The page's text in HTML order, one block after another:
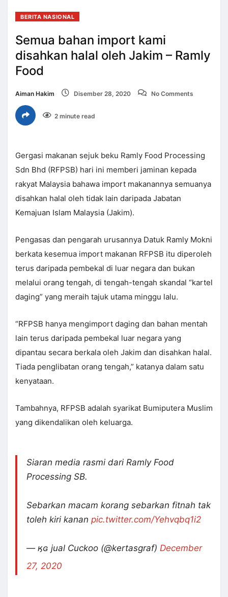
BERITA NASIONAL
Semua bahan import kami
disahkan halal oleh Jakim – Ramly
Food
Aiman Hakim Disember 28, 2020 No Comments
2 minute read
Gergasi makanan sejuk beku Ramly Food Processing
Sdn Bhd (RFPSB) hari ini memberi jaminan kepada
rakyat Malaysia bahawa import makanannya semuanya
disahkan halal oleh tidak lain daripada Jabatan
Kemajuan Islam Malaysia (Jakim).
Pengasas dan pengarah urusannya Datuk Ramly Mokni
berkata kesemua import makanan RFPSB itu diperoleh
terus daripada pembekal di luar negara dan bukan
melalui orang tengah, di tengah-tengah skandal “kartel
daging” yang meraih tajuk utama minggu lalu.
“RFPSB hanya mengimport daging dan bahan mentah
lain terus daripada pembekal luar negara yang
dipantau secara berkala oleh Jakim dan disahkan halal.
Tiada penglibatan orang tengah,” katanya dalam satu
kenyataan.
Tambahnya, RFPSB adalah syarikat Bumiputera Muslim
yang dikendalikan oleh keluarga.
Siaran media rasmi dari Ramly Food
Processing SB.
Sebarkan macam korang sebarkan fitnah tak
toleh kiri kanan pic.twitter.com/Yehvqbq1i2
— ӄɢ jual Cuckoo (@kertasgraf) December
27, 2020